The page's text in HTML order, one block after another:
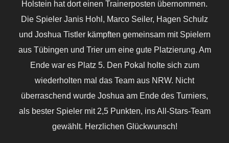
Holstein hat dort einen Trainerposten übernommen.
Die Spieler Janis Hohl, Marco Seiler, Hagen Schulz
und Joshua Tistler kämpften gemeinsam mit Spielern
aus Tübingen und Trier um eine gute Platzierung. Am
Ende war es Platz 5. Den Pokal holte sich zum
wiederholten mal das Team aus NRW. Nicht
überraschend wurde Joshua am Ende des Turniers,
als bester Spieler mit 2,5 Punkten, ins All-Stars-Team
gewählt. Herzlichen Glückwunsch!